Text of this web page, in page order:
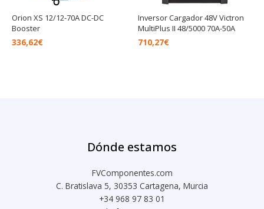
Orion XS 12/12-70A DC-DC
Booster
336,62€
Inversor Cargador 48V Victron
MultiPlus II 48/5000 70A-50A
710,27€
Dónde estamos
FVComponentes.com
C. Bratislava 5, 30353 Cartagena, Murcia
+34 968 97 83 01